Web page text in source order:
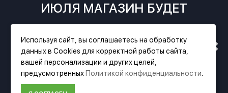
ИЮЛЯ МАГАЗИН БУДЕТ
РАБОТАТЬ ПО НОВОМУ
АДРЕСУ. ПОДРОБНАЯ
ИНФОРМАЦИЯ О ПЕРЕЕЗДЕ
Используя сайт, вы соглашаетесь на обработку
данных в Cookies для корректной работы сайта,
вашей персонализации и других целей,
предусмотренных Политикой конфиденциальности